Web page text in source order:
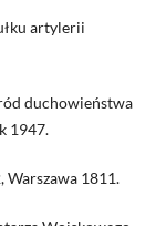
artylerii
duchowieństwa
1947.
Warszawa 1811.